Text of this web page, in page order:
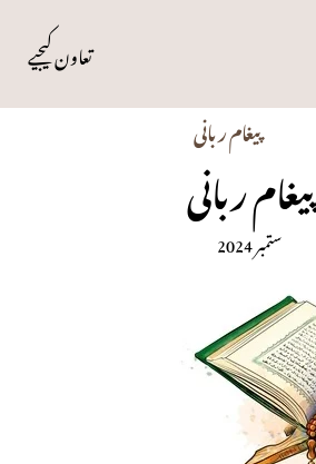
تعاون کیجیے
پیغام ربانی
پیغام ربانی
ستمبر 2024